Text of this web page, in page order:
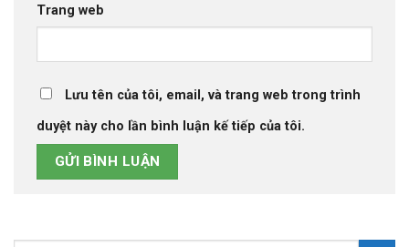
Trang web
Lưu tên của tôi, email, và trang web trong trình
duyệt này cho lần bình luận kế tiếp của tôi.